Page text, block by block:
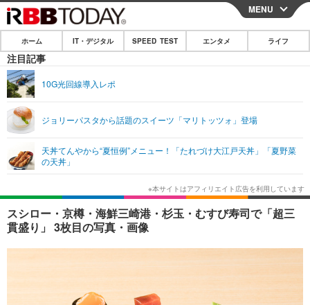
CLOSE
ホーム
IT・デジタル
ショッピング その他
SPEED TEST
エンタメ
エンタメTOP
韓国・芸能
音楽 スポーツ
ライフ
ライフTOP グルメ
ペット ショッピング
その他
リリース一覧
プッシュ通知の停止方法
MENU
ホーム IT・デジタル SPEED TEST エンタメ ライフ
注目記事
10G光回線導入レポ
ジョリーパスタから話題のスイーツ「マリトッツォ」登場
天丼てんやから“夏恒例”メニュー！「たれづけ大江戸天丼」「夏野菜
の天丼」
スシロー・京樽・海鮮三崎港・杉玉・むすび寿司で「超三
貫盛り」 3枚目の写真・画像